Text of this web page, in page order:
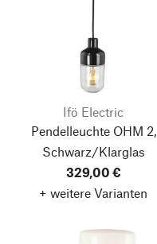
Ifö Electric
Pendelleuchte OHM 2,
Schwarz/Klarglas
329,00 €
+ weitere Varianten